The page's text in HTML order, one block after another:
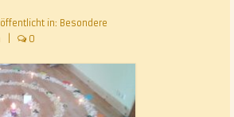
Homöopathie
energetische Wirbelsäulen- und
nach Luck (REGB)
in: Besondere
0